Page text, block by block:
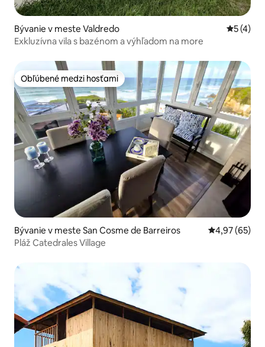
Bývanie v meste Valdredo
5 (4)
Exkluzívna vila s bazénom a výhľadom na more
Obľúbené medzi hosťami
Obľúbené medzi hosťami
Bývanie v meste San Cosme de Barreiros Priemerné
4,97 (65)
Pláž Catedrales Village